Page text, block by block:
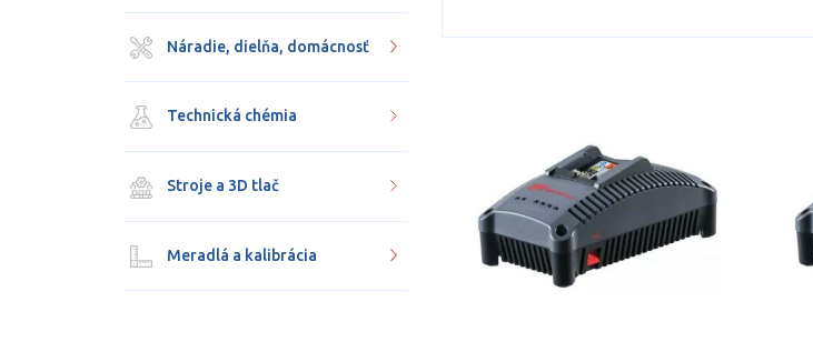
Náradie, dielňa, domácnosť
Technická chémia
Stroje a 3D tlač
Meradlá a kalibrácia